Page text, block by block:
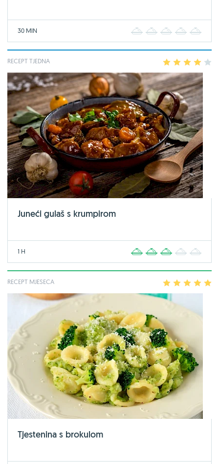
30 MIN 2 3 4
RECEPT TJEDNA 2 3 4
Juneći gulaš s krumpirom
1 H 2 3 4
RECEPT MJESECA 2 3 4
Tjestenina s brokulom